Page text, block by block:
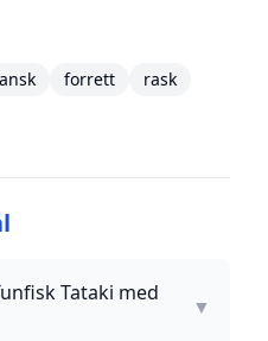
forrett
rask
Tataki med
▼